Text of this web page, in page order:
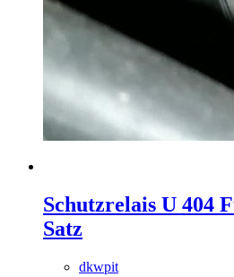
Schutzrelais U 404
Satz
dkwpit